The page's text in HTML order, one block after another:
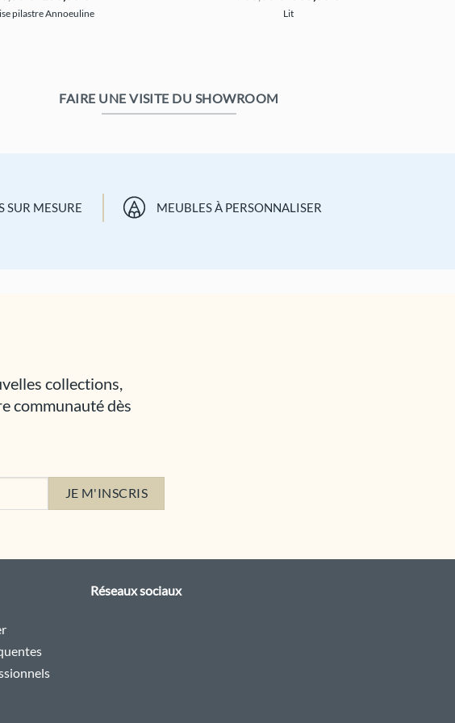
initial
actuel
pilastre Annoeuline
prix
initial
Lit
FAIRE UNE VISITE DU SHOWROOM
SUR MESURE MEUBLES À PERSONNALISER
collections,
communauté dès
Réseaux sociaux